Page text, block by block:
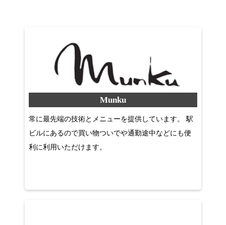
Munku
常に最先端の技術とメニューを提供しています。 駅
ビルにあるので買い物ついでや通勤途中などにも便
利に利用いただけます。